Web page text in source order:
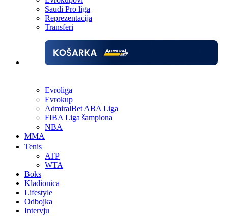
Saudi Pro liga
Reprezentacija
Transferi
Evroliga
Evrokup
AdmiralBet ABA Liga
FIBA Liga šampiona
NBA
MMA
Tenis
ATP
WTA
Boks
Kladionica
Lifestyle
Odbojka
Intervju